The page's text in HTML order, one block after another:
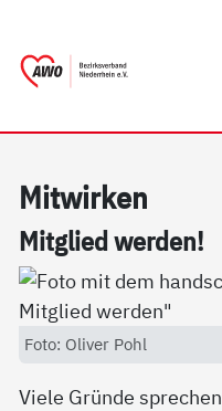
Mit­wir­ken
Mit­g­lied wer­den!
Foto: Oliver Pohl
Viele Gründe